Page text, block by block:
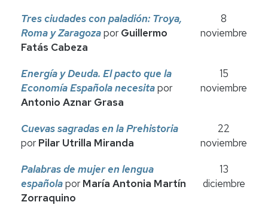
Tres ciudades con paladión: Troya,
Roma y Zaragozapor Guillermo
Fatás Cabeza
8
noviembre
Energía y Deuda. El pacto que la
Economía Españolanecesitapor
Antonio Aznar Grasa
15
noviembre
Cuevas sagradas en la Prehistoria
por Pilar Utrilla Miranda
22
noviembre
Palabras de mujer en lengua
españolapor María Antonia Martín
Zorraquino
13
diciembre